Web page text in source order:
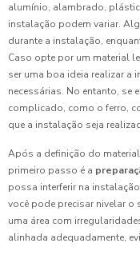
alumínio, alambrado,
instalação podem variar.
durante a instalação,
Caso opte por um material
ser uma boa ideia realizar a
necessárias. No entanto, se
complicado, como o ferro,
que a instalação seja
Após a definição do
primeiro passo é a
possa interferir na
você pode precisar nivelar o
uma área com
alinhada adequadamente,